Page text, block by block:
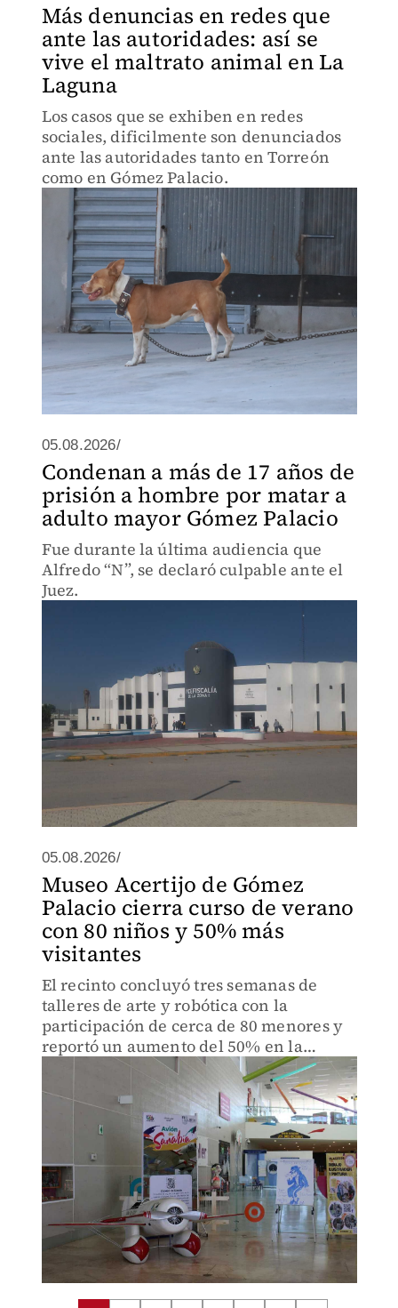
Más denuncias en redes que
ante las autoridades: así se
vive el maltrato animal en La
Laguna
Los casos que se exhiben en redes
sociales, dificilmente son denunciados
ante las autoridades tanto en Torreón
como en Gómez Palacio.
05.08.2026/
Condenan a más de 17 años de
prisión a hombre por matar a
adulto mayor Gómez Palacio
Fue durante la última audiencia que
Alfredo “N”, se declaró culpable ante el
Juez.
05.08.2026/
Museo Acertijo de Gómez
Palacio cierra curso de verano
con 80 niños y 50% más
visitantes
El recinto concluyó tres semanas de
talleres de arte y robótica con la
participación de cerca de 80 menores y
reportó un aumento del 50% en la
afluencia durante las vacaciones.